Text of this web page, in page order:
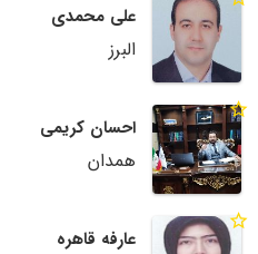
علی محمدی
البرز
احسان کریمی
همدان
عارفه قاهره